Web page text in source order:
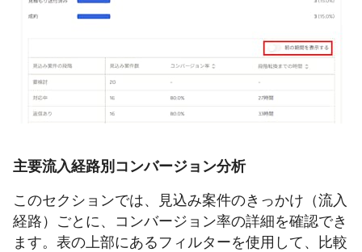
主要流入経路別コンバージョン分析
このセクションでは、見込み案件のきっかけ（流入
経路）ごとに、コンバージョン率の詳細を確認でき
ます。表の上部にあるフィルターを使用して、比較